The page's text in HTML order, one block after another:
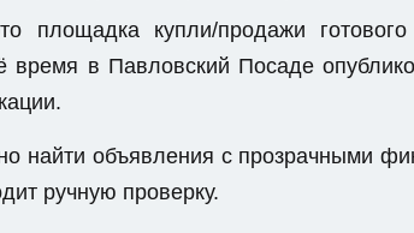
площадка купли/продажи готового
время в Павловский Посаде
найти объявления с прозрачными
ручную проверку.